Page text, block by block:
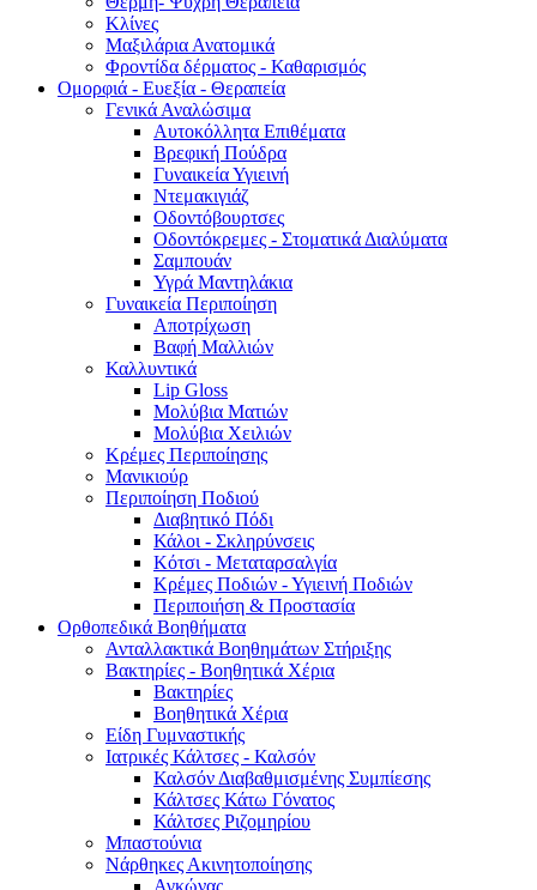
Κλίνες
Μαξιλάρια Ανατομικά
Φροντίδα δέρματος - Καθαρισμός
Ομορφιά - Ευεξία - Θεραπεία
Γενικά Αναλώσιμα
Αυτοκόλλητα Επιθέματα
Βρεφική Πούδρα
Γυναικεία Υγιεινή
Ντεμακιγιάζ
Οδοντόβουρτσες
Οδοντόκρεμες - Στοματικά Διαλύματα
Σαμπουάν
Υγρά Μαντηλάκια
Γυναικεία Περιποίηση
Αποτρίχωση
Βαφή Μαλλιών
Καλλυντικά
Lip Gloss
Μολύβια Ματιών
Μολύβια Χειλιών
Κρέμες Περιποίησης
Μανικιούρ
Περιποίηση Ποδιού
Διαβητικό Πόδι
Κάλοι - Σκληρύνσεις
Κότσι - Μεταταρσαλγία
Κρέμες Ποδιών - Υγιεινή Ποδιών
Περιποιήση & Προστασία
Ορθοπεδικά Βοηθήματα
Ανταλλακτικά Βοηθημάτων Στήριξης
Βακτηρίες - Βοηθητικά Χέρια
Βακτηρίες
Βοηθητικά Χέρια
Είδη Γυμναστικής
Ιατρικές Κάλτσες - Καλσόν
Καλσόν Διαβαθμισμένης Συμπίεσης
Κάλτσες Κάτω Γόνατος
Κάλτσες Ριζομηρίου
Μπαστούνια
Νάρθηκες Ακινητοποίησης
Αγκώνας